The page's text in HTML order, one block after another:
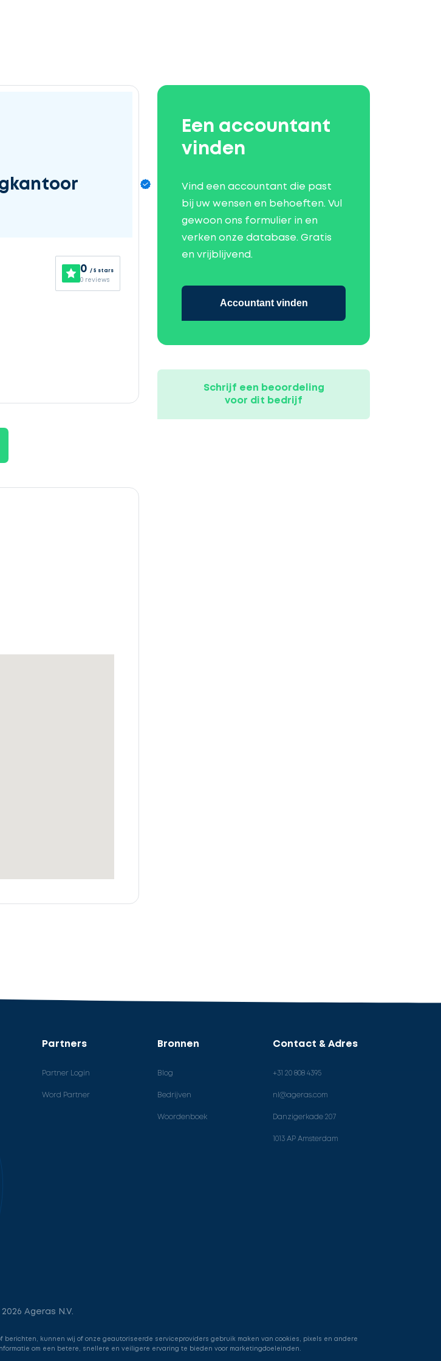
0 / 5 stars
0 reviews
Een accountant
vinden
Vind een accountant die past
bij uw wensen en behoeften. Vul
gewoon ons formulier in en
verken onze database. Gratis
en vrijblijvend.
Accountant vinden
Schrijf een beoordeling
voor dit bedrijf
Partners
Partner Login
Word Partner
Bronnen
Blog
Bedrijven
Woordenboek
Contact & Adres
+31 20 808 4395
nl@ageras.com
Danzigerkade 207
1013 AP Amsterdam
Ageras N.V.
kunnen wij of onze geautoriseerde serviceproviders gebruik maken van cookies, pixels en andere
om een betere, snellere en veiligere ervaring te bieden voor marketingdoeleinden.